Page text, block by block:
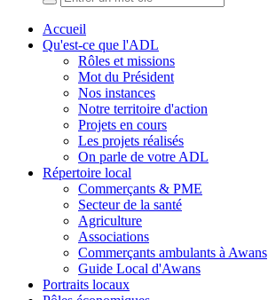
Accueil
Qu'est-ce que l'ADL
Rôles et missions
Mot du Président
Nos instances
Notre territoire d'action
Projets en cours
Les projets réalisés
On parle de votre ADL
Répertoire local
Commerçants & PME
Secteur de la santé
Agriculture
Associations
Commerçants ambulants à Awans
Guide Local d'Awans
Portraits locaux